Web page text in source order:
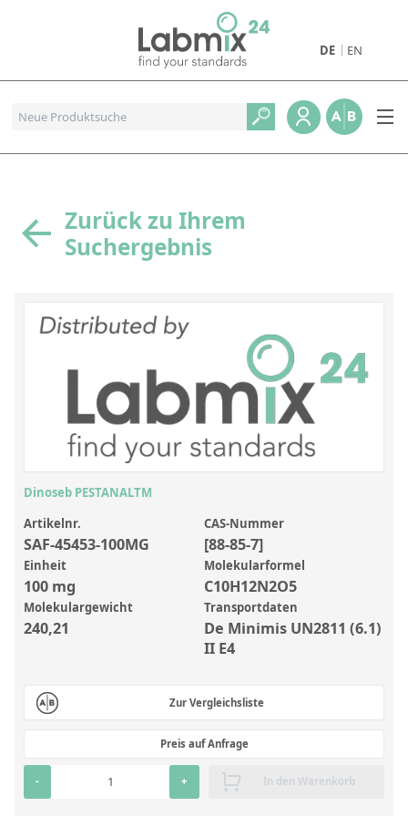
DE EN
Referenzstandards für die Industrie und Geologie
Referenzstandards für die Umweltanalytik
Referenzstandards für physikalische Eigenschaften
Organische Referenzstandards
Anorganische Referenzstandards
Laborvergleichsuntersuchungen (LVU/PT)
Laborbedarf und Verbrauchsmaterialien
Custom-Made
Übersicht: Kundenspezifische Standards
Anorganische wässrige Kundenmischungen
Elementstandards in Öl
Metallstandards | Setting Up Samples (SUS)
Kundenspezifische Polymerstandards
Pharmazeutische und organische Kundensynthesen
Zurück zu Ihrem
Suchergebnis
Dinoseb PESTANALTM
Artikelnr.
SAF-45453-100MG
CAS-Nummer
[88-85-7]
Einheit
100 mg
Molekularformel
C10H12N2O5
Molekulargewicht
240,21
Transportdaten
De Minimis UN2811 (6.1)
II E4
Zur Vergleichsliste
Preis auf Anfrage
- + In den Warenkorb